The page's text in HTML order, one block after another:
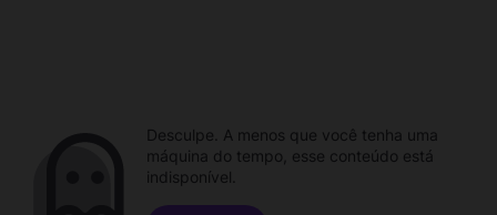
Desculpe. A menos que você tenha uma
máquina do tempo, esse conteúdo está
indisponível.